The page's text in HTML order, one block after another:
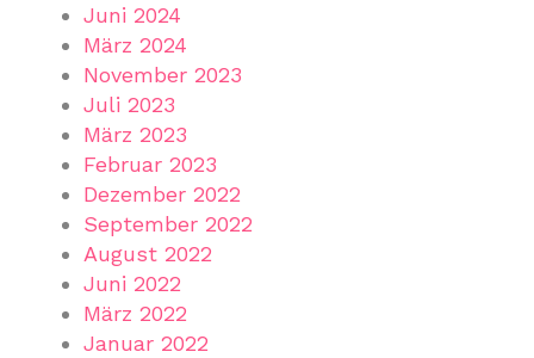
Juni 2024
März 2024
November 2023
Juli 2023
März 2023
Februar 2023
Dezember 2022
September 2022
August 2022
Juni 2022
März 2022
Januar 2022